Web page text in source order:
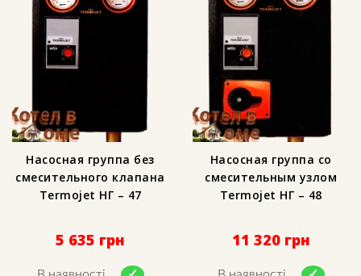
Насосная группа без
смесительного клапана
Termojet НГ – 47
5 635 грн
Насосная группа со
смесительным узлом
Termojet НГ – 48
11 320 грн